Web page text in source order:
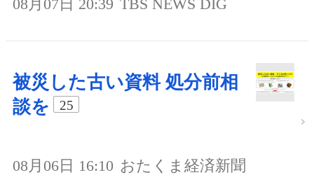
08月07日 20:39 TBS NEWS DIG
被災した古い資料 処分前相
談を
25
08月06日 16:10 おたくま経済新聞